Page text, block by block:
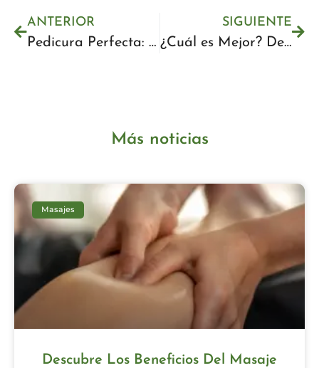
ANTERIOR
Pedicura Perfecta: Aprende Cómo Se Hace Paso a Paso | Guía Completa
SIGUIENTE
¿Cuál es Mejor? Depilación con Cera o Hilo: Comparativa Completa
Más noticias
Masajes
Descubre Los Beneficios Del Masaje